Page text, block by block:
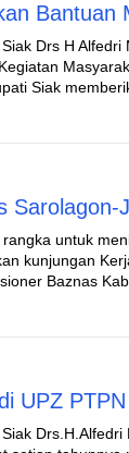
Bantuan
Drs H
Siak
Sarolagon-
untuk
kunjungan
Baznas
UPZ